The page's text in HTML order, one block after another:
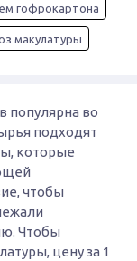
гофрокартона
макулатуры
популярна во
подходят
которые
чтобы
Чтобы
цену за 1